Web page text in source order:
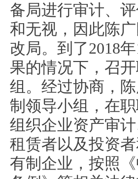
备局进行审计、
和无视，因此陈
改局。到了2018
果的情况下，召
组。经过协商，
制领导小组，在
组织企业资产审
租赁者以及投资
有制企业，按照